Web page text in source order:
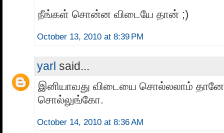
நீங்கள் சொன்ன விடையே தான் ;)
October 13, 2010 at 8:39 PM
yarl said...
இனியாவது விடையை சொல்லலாம்
சொல்லுங்கோ.
October 14, 2010 at 8:36 AM